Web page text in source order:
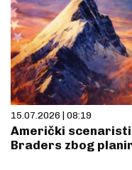
15.07.2026 | 08:19
Američki
Braders zbog